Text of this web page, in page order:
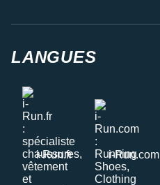
LANGUES
i-Run.fr i-Run.com